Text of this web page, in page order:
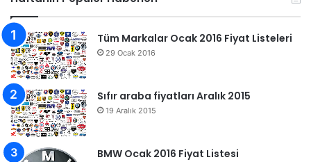
Tüm Markalar Ocak 2016 Fiyat Listeleri
29 Ocak 2016
Sıfır araba fiyatları Aralık 2015
19 Aralık 2015
BMW Ocak 2016 Fiyat Listesi